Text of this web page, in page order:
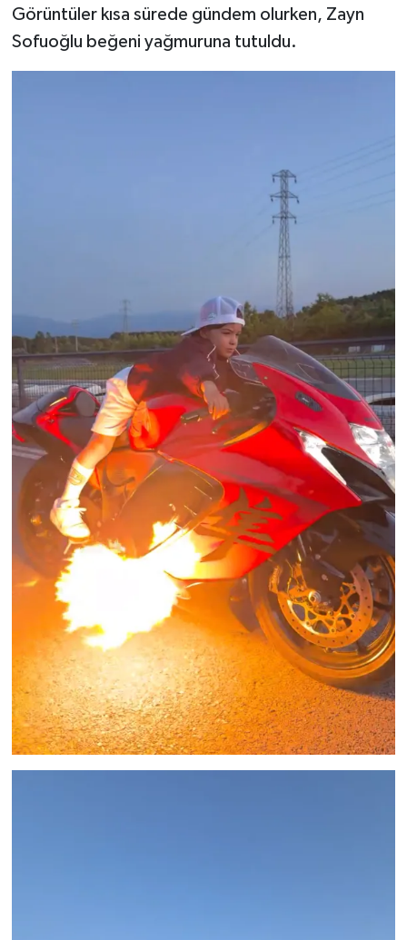
Görüntüler kısa sürede gündem olurken, Zayn
Sofuoğlu beğeni yağmuruna tutuldu.